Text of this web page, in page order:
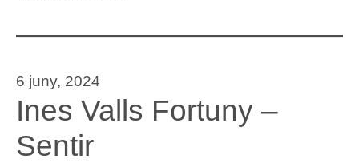
6 juny, 2024
Ines Valls Fortuny –
Sentir